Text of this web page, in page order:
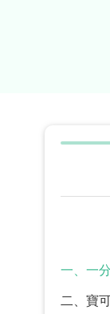
一、一
二、寶